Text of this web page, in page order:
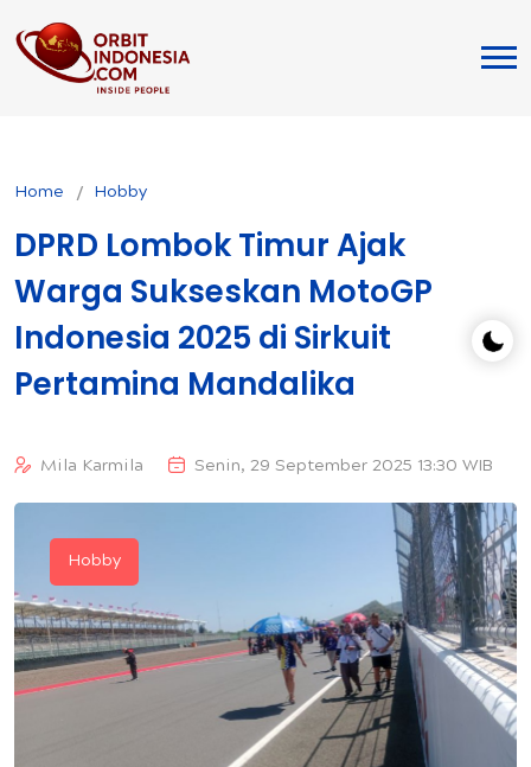
Home Hobby
DPRD Lombok Timur Ajak
Warga Sukseskan MotoGP
Indonesia 2025 di Sirkuit
Pertamina Mandalika
Mila Karmila Senin, 29 September 2025 13:30 WIB
Hobby